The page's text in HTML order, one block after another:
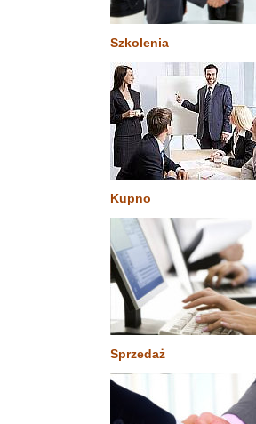
Szkolenia
Kupno
Sprzedaż